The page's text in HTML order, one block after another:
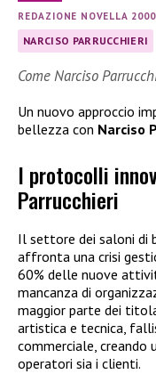
REDAZIONE NOVELLA 2000
NARCISO PARRUCCHIERI
Come Narciso
Un nuovo approccio
bellezza con Narciso
I protocolli
Parrucchieri
Il settore dei saloni di
affronta una crisi
60% delle nuove
mancanza di
maggior parte dei
artistica e tecnica,
commerciale, creando
operatori sia i clienti.